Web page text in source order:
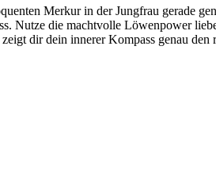
Merkur in der Jung­frau gerade
die macht­volle Löwen­power
dir dein innerer Kom­pass genau den